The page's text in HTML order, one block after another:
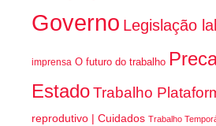
Governo Legislação
imprensa O futuro do trabalho
EstadoTrabalho
reprodutivo | Cuidados Trabalho